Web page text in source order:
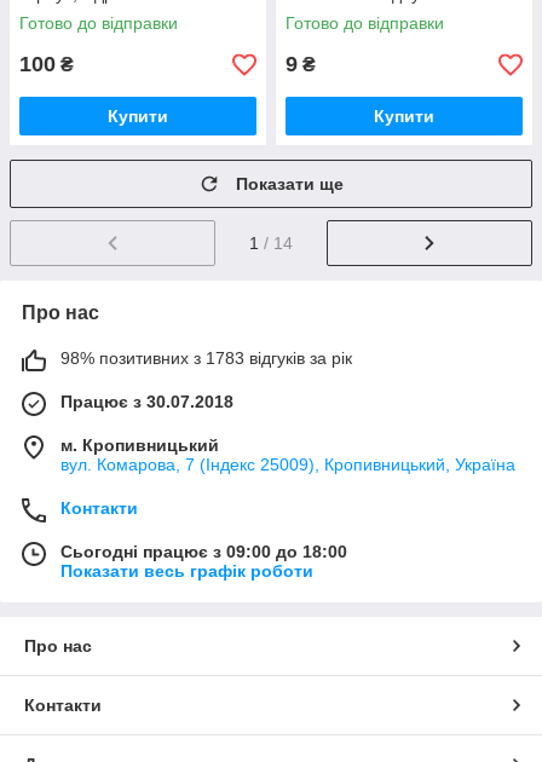
Готово до відправки
100 ₴
Купити
SM
Готово до відправки
9 ₴
Купити
Показати ще
1 / 14
Про нас
98% позитивних з 1783 відгуків за рік
Працює з 30.07.2018
м. Кропивницький
вул. Комарова, 7 (Індекс 25009), Кропивницький, Україна
Контакти
Сьогодні працює з 09:00 до 18:00
Показати весь графік роботи
Про нас
Контакти